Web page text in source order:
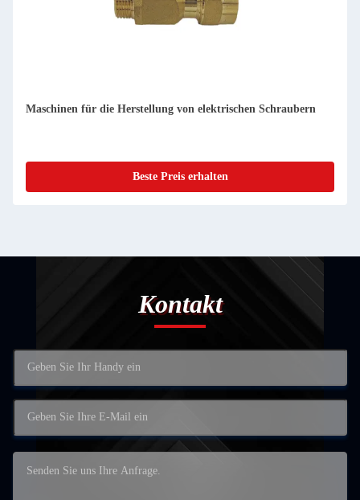
Maschinen für die Herstellung von elektrischen Schraubern
Beste Preis erhalten
Kontakt